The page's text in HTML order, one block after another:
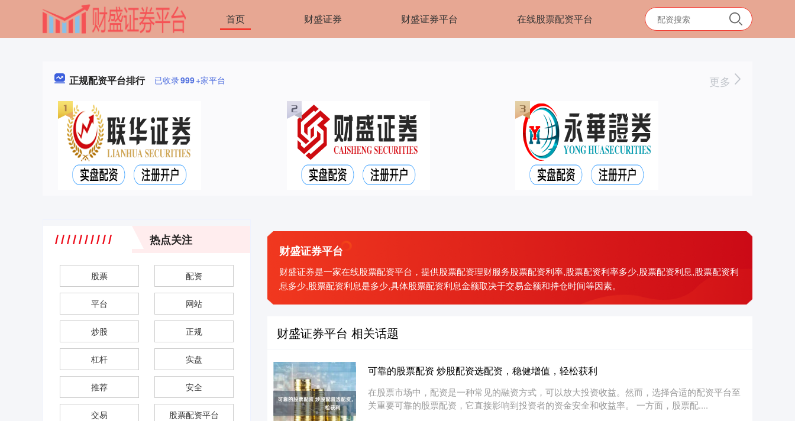
首页 财盛证券 财盛证券平台 在线股票配资平台
正规配资平台排行 已收录999+家平台 更多
财盛证券平台
财盛证券是一家在线股票配资平台，提供股票配资理财服务股票配资利率,股票配资利率多少,股票配资利息,股票配资利
息多少,股票配资利息是多少,具体股票配资利息金额取决于交易金额和持仓时间等因素。
财盛证券平台 相关话题
可靠的股票配资 炒股配资选配资，稳健增值，轻松获利
在股票市场中，配资是一种常见的融资方式，可以放大投资收益。然而，选择合适的配资平台至
关重要可靠的股票配资，它直接影响到投资者的资金安全和收益率。 一方面，股票配....
热点关注
股票 配资
平台 网站
炒股 正规
杠杆 实盘
推荐 安全
交易 股票配资平台